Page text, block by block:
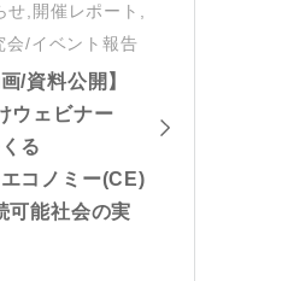
せ,開催レポート,
会/イベント報告
/資料公開】
ウェビナー
る
コノミー(CE)
可能社会の実